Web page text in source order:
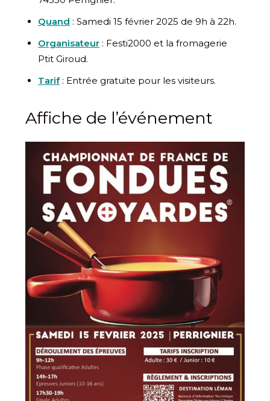
Quand : Samedi 15 février 2025 de 9h à 22h.
Organisateur : Festi2000 et la fromagerie
Ptit Giroud.
Tarif : Entrée gratuite pour les visiteurs.
Affiche de l’événement